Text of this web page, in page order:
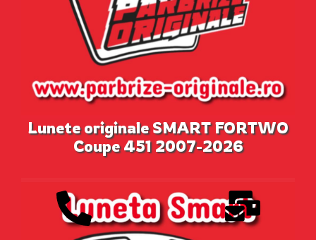
Lunete originale SMART FORTWO
Coupe 451 2007-2026